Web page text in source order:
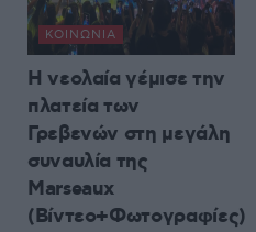
ΚΟΙΝΩΝΊΑ
Η νεολαία γέμισε την
πλατεία των
Γρεβενών στη μεγάλη
συναυλία της
Marseaux
(Βίντεο+Φωτογραφίες)